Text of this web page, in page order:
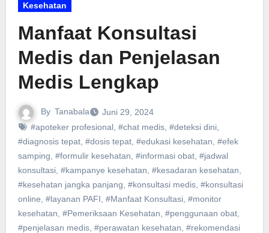
Kesehatan
Manfaat Konsultasi
Medis dan Penjelasan
Medis Lengkap
By Tanabala
Juni 29, 2024
#apoteker profesional, #chat medis, #deteksi dini,
#diagnosis tepat, #dosis tepat, #edukasi kesehatan #efek
samping #formulir kesehatan #informasi obat, #jadwal
konsultasi, #kampanye kesehatan #kesadaran kesehatan
#kesehatan jangka panjang #konsultasi medis, #konsultasi
online #layanan PAFI #Manfaat Konsultasi, #monitor
kesehatan #Pemeriksaan Kesehatan #penggunaan obat,
#penjelasan medis, #perawatan kesehatan #rekomendasi